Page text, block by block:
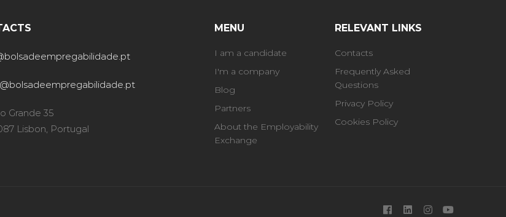
Grande 35
Lisbon, Portugal
MENU
I am a candidate
I'm a company
Blog
Partners
About the Employability
Exchange
RELEVANT LINKS
Contacts
Frequently Asked
Questions
Privacy Policy
Cookies Policy